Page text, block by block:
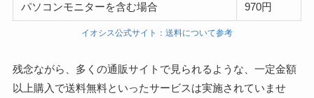
パソコンモニターを含む場合 970円
イオシス公式サイト：送料について参考
残念ながら、多くの通販サイトで見られるような、一定金額
以上購入で送料無料といったサービスは実施されていませ